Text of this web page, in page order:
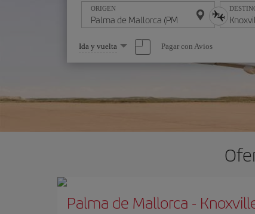
ORIGEN
Seleccione
una
opción
Ida y vuelta Pagar con Avios
Palma de Mallorca -